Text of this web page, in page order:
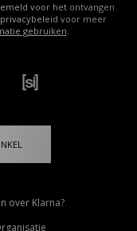
voor het ontvangen
voor meer
gebruiken.
over Klarna?